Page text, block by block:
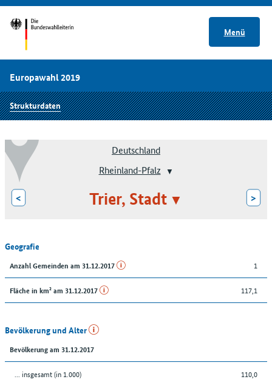
Menü
Europawahl 2019
Strukturdaten
Deutschland
Rheinland-Pfalz
< Trier, Stadt >
Geografie
Anzahl Gemeinden am 31.12.2017 1
Fläche in km² am 31.12.2017 117,1
Bevölkerung und Alter
Bevölkerung am 31.12.2017
... insgesamt (in 1.000) 110,0